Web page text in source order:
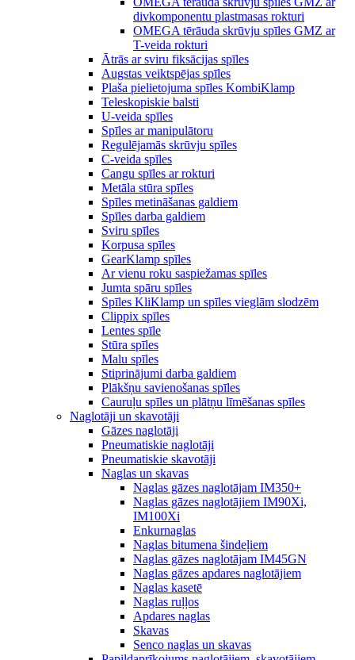
divkomponentu plastmasas rokturi
OMEGA tērāuda skrūvju spīles GMZ ar
T-veida rokturi
Ātrās ar sviru fiksācijas spīles
Augstas veiktspējas spīles
Plaša pielietojuma spīles KombiKlamp
Teleskopiskie balsti
U-veida spīles
Spīles ar manipulātoru
Regulējamās skrūvju spīles
C-veida spīles
Cangu spīles ar rokturi
Metāla stūra spīles
Spīles metināšanas galdiem
Spīles darba galdiem
Sviru spīles
Korpusa spīles
GearKlamp spīles
Ar vienu roku saspiežamas spīles
Jumta spāru spīles
Spīles KliKlamp un spīles vieglām slodzēm
Clippix spīles
Lentes spīle
Stūra spīles
Malu spīles
Stiprinājumi darba galdiem
Plākšņu savienošanas spīles
Cauruļu spīles un plātņu līmēšanas spīles
Naglotāji un skavotāji
Gāzes naglotāji
Pneumatiskie naglotāji
Pneumatiskie skavotāji
Naglas un skavas
Naglas gāzes naglotājam IM350+
Naglas gāzes naglotājiem IM90Xi,
IM100Xi
Enkurnaglas
Naglas bitumena šindeļiem
Naglas gāzes naglotājam IM45GN
Naglas gāzes apdares naglotājiem
Naglas kasetē
Naglas ruļļos
Apdares naglas
Skavas
Senco naglas un skavas